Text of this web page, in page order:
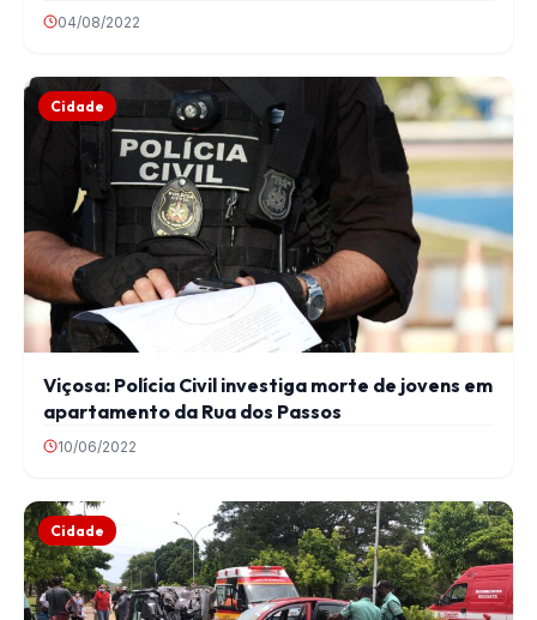
04/08/2022
Cidade
Viçosa: Polícia Civil investiga morte de jovens em
apartamento da Rua dos Passos
10/06/2022
Cidade